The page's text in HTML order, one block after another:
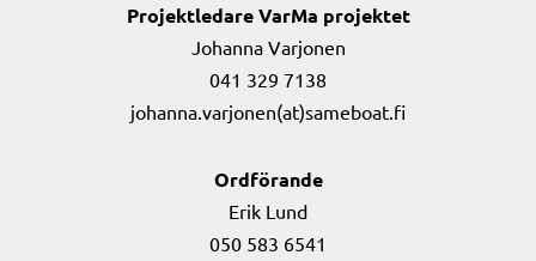
Projektledare VarMa projektet
Johanna Varjonen
041 329 7138
johanna.varjonen(at)sameboat.fi
Ordförande
Erik Lund
050 583 6541